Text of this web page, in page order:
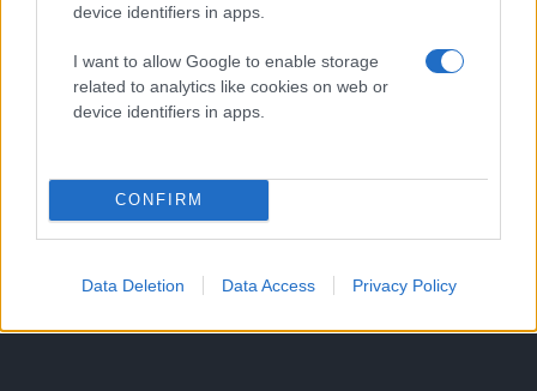
device identifiers in apps.
I want to allow Google to enable storage
related to analytics like cookies on web or
device identifiers in apps.
CONFIRM
Data Deletion Data Access Privacy Policy